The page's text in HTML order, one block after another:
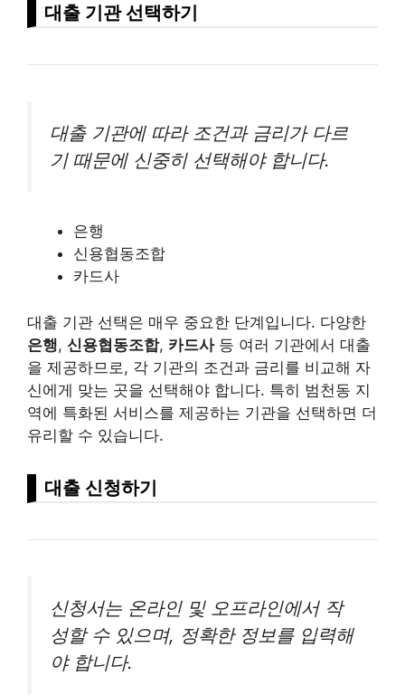
대출 기관 선택하기
대출 기관에 따라 조건과 금리가 다르
기 때문에 신중히 선택해야 합니다.
은행
신용협동조합
카드사
대출 기관 선택은 매우 중요한 단계입니다. 다양한
은행, 신용협동조합, 카드사등 여러 기관에서 대출
을 제공하므로, 각 기관의 조건과 금리를 비교해 자
신에게 맞는 곳을 선택해야 합니다. 특히 범천동 지
역에 특화된 서비스를 제공하는 기관을 선택하면 더
유리할 수 있습니다.
대출 신청하기
신청서는 온라인 및 오프라인에서 작
성할 수 있으며, 정확한 정보를 입력해
야 합니다.